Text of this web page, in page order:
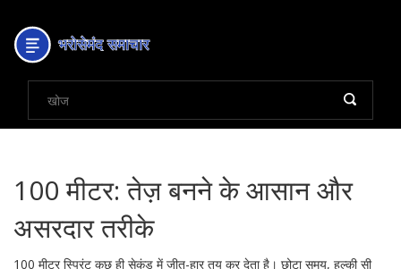
100 मीटर: तेज़ बनने के आसान और
असरदार तरीके
100 मीटर स्प्रिंट कुछ ही सेकंड में जीत-हार तय कर देता है। छोटा समय, हल्की सी